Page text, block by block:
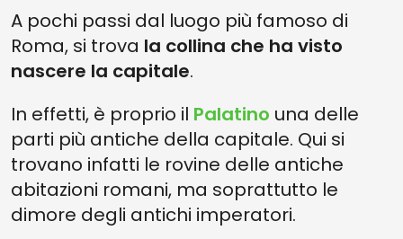
A pochi passi dal luogo più famoso di
Roma, si trova la collina che ha visto
nascere la capitale.
In effetti, è proprio il Palatino una delle
parti più antiche della capitale. Qui si
trovano infatti le rovine delle antiche
abitazioni romani, ma soprattutto le
dimore degli antichi imperatori.